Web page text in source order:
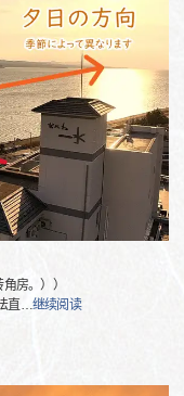
房。））
直 …继续阅读